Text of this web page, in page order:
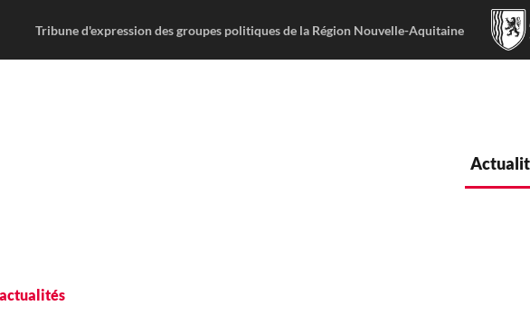
Tribune d'expression des groupes politiques de la Région Nouvelle-Aquitaine